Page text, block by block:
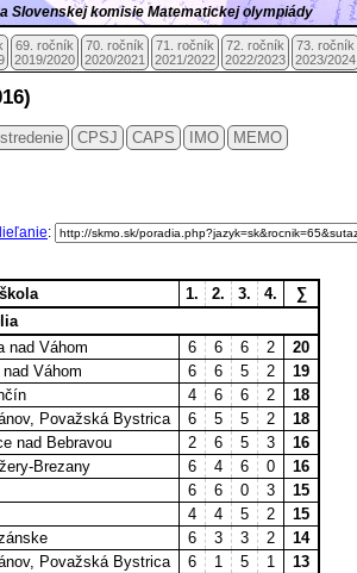
Slovenskej komisie Matematickej olympiády
69. ročník
2019/2020
70. ročník
2020/2021
71. ročník
2021/2022
72. ročník
2022/2023
73. ročník
2023/2024
CPSJ CAPS IMO
MEMO
:
1. 2. 3. 4.
∑
nad Váhom 6 6 6 2
20
Váhom 6 6 5 2
19
4 6 6 2
18
Považská Bystrica 6 5 5 2
18
nad Bebravou 2 6 5 3
16
Brezany 6 4 6 0
16
6 6 0 3
15
4 4 5 2
15
6 3 3 2
14
Považská Bystrica 6 1 5 1
13